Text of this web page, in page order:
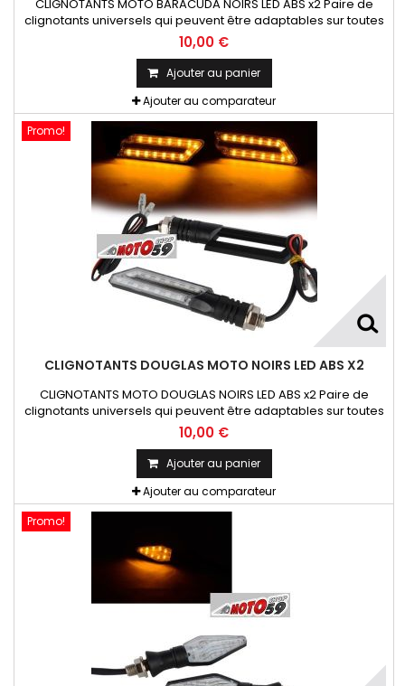
CLIGNOTANTS MOTO BARACUDA NOIRS LED ABS x2 Paire de
clignotants universels qui peuvent être adaptables sur toutes
motos ou scooters
10,00 €
Ajouter au panier
Ajouter au comparateur
Promo!
CLIGNOTANTS DOUGLAS MOTO NOIRS LED ABS X2
CLIGNOTANTS MOTO DOUGLAS NOIRS LED ABS x2 Paire de
clignotants universels qui peuvent être adaptables sur toutes
motos ou scooters
10,00 €
Ajouter au panier
Ajouter au comparateur
Promo!